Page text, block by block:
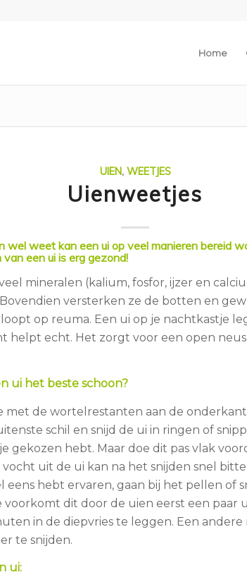
Home
UIEN, WEETJES
Uienweetjes
wel weet kan een ui op veel manieren bereid
een ui is erg gezond!
mineralen (kalium, fosfor, ijzer en
versterken ze de botten en
op reuma. Een ui op je nachtkastje
helpt echt. Het zorgt voor een open
ui het beste schoon?
met de wortelrestanten aan de onderkant
schil en snijd de ui in ringen of
gekozen hebt. Maar doe dit pas vlak
uit de ui kan na het snijden snel
eens hebt ervaren, gaan bij het pellen of
voorkomt dit door de uien eerst een paar
in de diepvries te leggen. Een andere
te snijden.
ui: